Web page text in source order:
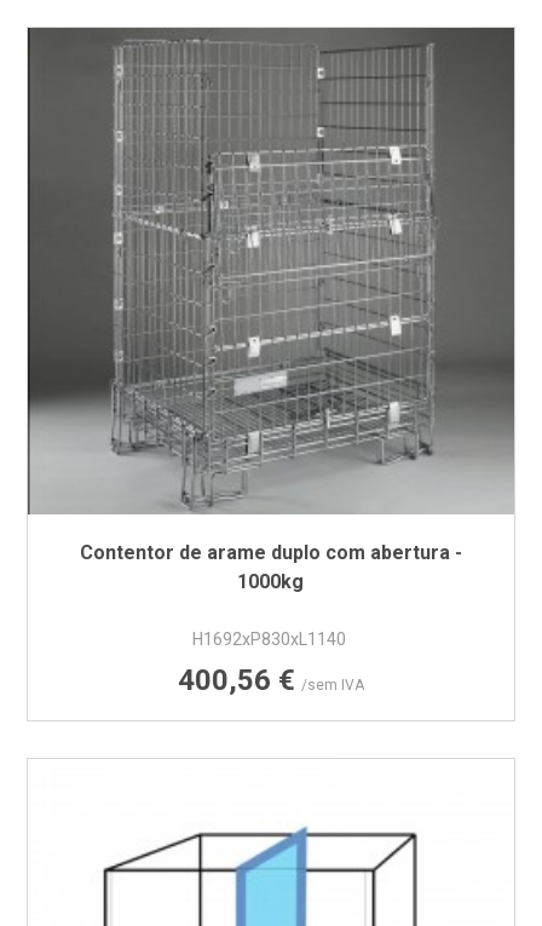
Contentor de arame duplo com abertura -
1000kg
H1692xP830xL1140
Preço
400,56 € /sem IVA